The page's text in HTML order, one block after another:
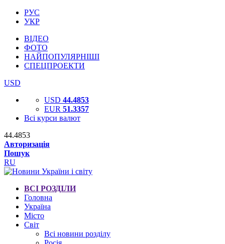
РУС
УКР
ВІДЕО
ФОТО
НАЙПОПУЛЯРНІШІ
СПЕЦПРОЕКТИ
USD
USD 44.4853
EUR 51.3357
Всі курси валют
44.4853
Авторизація
Пошук
RU
ВСІ РОЗДІЛИ
Головна
Україна
Місто
Світ
Всі новини розділу